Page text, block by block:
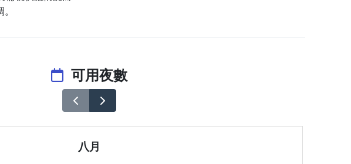
可用夜數
八月